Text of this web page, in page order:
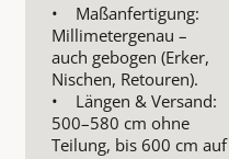
• Maßanfertigung:
Millimetergenau –
auch gebogen (Erker,
Nischen, Retouren).
• Längen & Versand:
500–580 cm ohne
Teilung, bis 600 cm auf